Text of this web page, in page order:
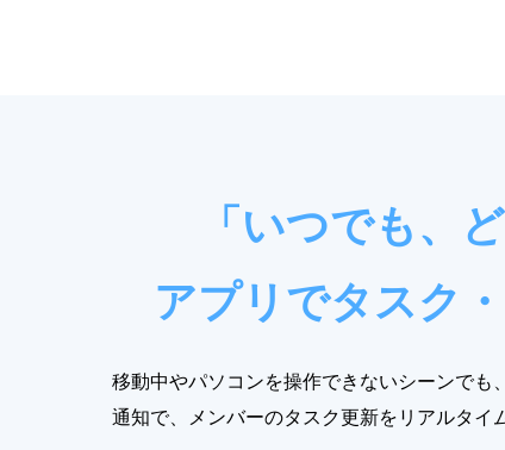
「いつでも、
アプリでタスク
移動中やパソコンを操作できないシーンで
通知で、メンバーのタスク更新をリアルタイ